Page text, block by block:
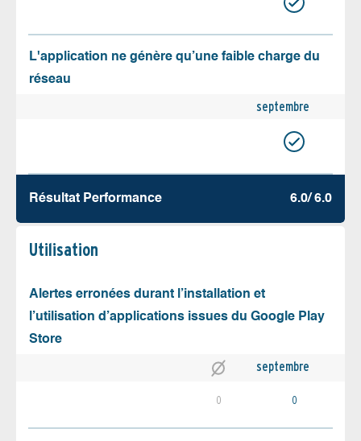
L'application ne génère qu’une faible charge du
réseau
septembre
Résultat Performance 6.0/ 6.0
Utilisation
Alertes erronées durant l’installation et
l’utilisation d’applications issues du Google Play
Store
septembre
0 0